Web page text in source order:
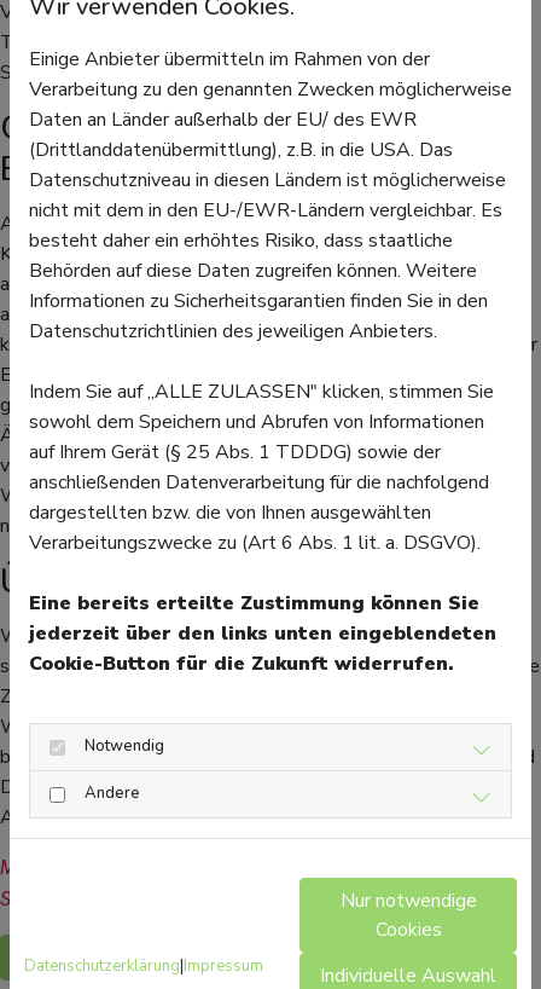
Zurück
Venenschwäche. Die Symptome können sich im Laufe des
Tages verschlimmern, insbesondere nach langem Stehen oder
Sitzen.
Geschwollene Füße, Knöchel und
Beine
Außerdem kann einen Venenschwäche zu geschwollenen
Knöcheln und Füßen führen, wenn sich Flüssigkeit in den Beinen
ansammelt. Bei einer Venenschwäche können sich die Venen
auch erweitern und verformen, was zu Krampfadern führt. Sie
können blau oder violett sein und sind oft an der Oberfläche der
Beine sichtbar. Rotes Weinlaub kann hier mit seiner
gefäßstärkenden Wirkung helfen. Allerdings sollte immer mit
Ärztin oder Arzt abgeklärt werden, welches Leiden genau
vorliegt. Oft können Cremes, Gels oder Tabletten mit den
Wirkstoffen des roten Weinlaubs nicht alleine helfen, sondern
nur unterstützend eingesetzt werden.
Über längere Zeit anwenden
Wenn Produkte mit rotem Weinlaub angewendet werden,
setzt die Wirkung nicht sofort ein. Sie müssen über eine längere
Zeit eingenommen oder eingecremt werden, um ihre volle
Wirkung zu entfalten. Angewendet wird rotes Weinlaub auch
bei Hämorrhoiden. Über die jeweilige Darreichungsform, Art und
Dauer der Anwendung können die Apothekerin oder der
Apotheker aufklären.
Mehr Gesundheitsinformationen zum Thema Phytothek finden
Sie hier.
Einige Anbieter übermitteln im Rahmen von der
Verarbeitung zu den genannten Zwecken möglicherweise
Daten an Länder außerhalb der EU/ des EWR
(Drittlanddatenübermittlung), z.B. in die USA. Das
Datenschutzniveau in diesen Ländern ist möglicherweise
nicht mit dem in den EU-/EWR-Ländern vergleichbar. Es
besteht daher ein erhöhtes Risiko, dass staatliche
Behörden auf diese Daten zugreifen können. Weitere
Informationen zu Sicherheitsgarantien finden Sie in den
Datenschutzrichtlinien des jeweiligen Anbieters.
Indem Sie auf „ALLE ZULASSEN" klicken, stimmen Sie
sowohl dem Speichern und Abrufen von Informationen
auf Ihrem Gerät (§ 25 Abs. 1 TDDDG) sowie der
anschließenden Datenverarbeitung für die nachfolgend
dargestellten bzw. die von Ihnen ausgewählten
Verarbeitungszwecke zu (Art 6 Abs. 1 lit. a. DSGVO).
Eine bereits erteilte Zustimmung können Sie
jederzeit über den links unten eingeblendeten
Cookie-Button für die Zukunft widerrufen.
Notwendig
Andere
Datenschutzerklärung|Impressum
Nur notwendige
Cookies
Individuelle Auswahl